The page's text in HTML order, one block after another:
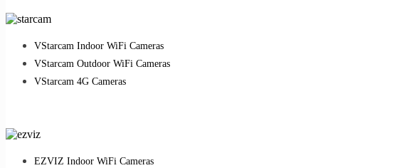
VStarcam Indoor WiFi Cameras
VStarcam Outdoor WiFi Cameras
VStarcam 4G Cameras
EZVIZ Indoor WiFi Cameras